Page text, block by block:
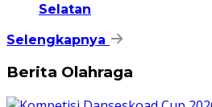
Selatan
Selengkapnya
Berita Olahraga